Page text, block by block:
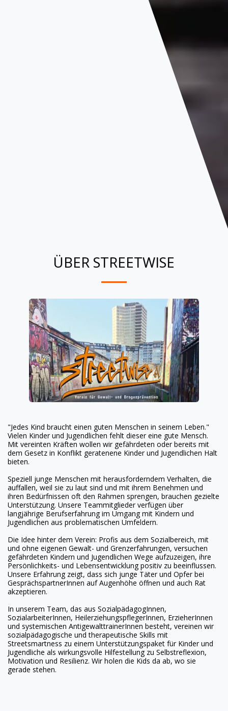
ÜBER STREETWISE
"Jedes Kind braucht einen guten Menschen in seinem Leben."
Vielen Kinder und Jugendlichen fehlt dieser eine gute Mensch.
Mit vereinten Kräften wollen wir gefährdeten oder bereits mit
dem Gesetz in Konflikt geratenene Kinder und Jugendlichen Halt
bieten.
Speziell junge Menschen mit herausforderndem Verhalten, die
auffallen, weil sie zu laut sind und mit ihrem Benehmen und
ihren Bedürfnissen oft den Rahmen sprengen, brauchen gezielte
Unterstützung. Unsere Teammitglieder verfügen über
langjährige Berufserfahrung im Umgang mit Kindern und
Jugendlichen aus problematischen Umfeldern.
Die Idee hinter dem Verein: Profis aus dem Sozialbereich, mit
und ohne eigenen Gewalt- und Grenzerfahrungen, versuchen
gefährdeten Kindern und Jugendlichen Wege aufzuzeigen, ihre
Persönlichkeits- und Lebensentwicklung positiv zu beeinflussen.
Unsere Erfahrung zeigt, dass sich junge Täter und Opfer bei
GesprächspartnerInnen auf Augenhöhe öffnen und auch Rat
akzeptieren.
In unserem Team, das aus SozialpädagogInnen,
SozialarbeiterInnen, HeilerziehungspflegerInnen, ErzieherInnen
und systemischen AntigewalttrainerInnen besteht, vereinen wir
sozialpädagogische und therapeutische Skills mit
Streetsmartness zu einem Unterstützungspaket für Kinder und
Jugendliche als wirkungsvolle Hilfestellung zu Selbstreflexion,
Motivation und Resilienz. Wir holen die Kids da ab, wo sie
gerade stehen.